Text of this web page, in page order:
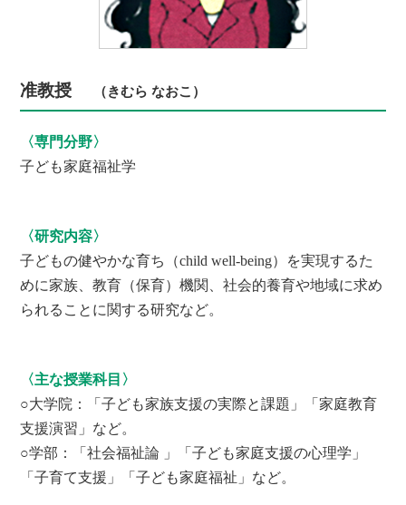
准教授 （きむら なおこ）
〈専門分野〉
子ども家庭福祉学
〈研究内容〉
子どもの健やかな育ち（child well-being）を実現するた
めに家族、教育（保育）機関、社会的養育や地域に求め
られることに関する研究など。
〈主な授業科目〉
○大学院：「子ども家族支援の実際と課題」「家庭教育
支援演習」など。
○学部：「社会福祉論 」「子ども家庭支援の心理学」
「子育て支援」「子ども家庭福祉」など。